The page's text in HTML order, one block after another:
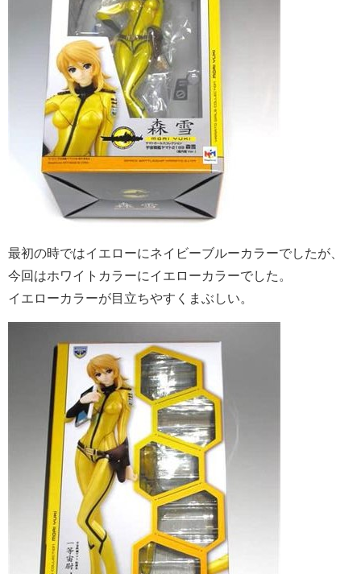
最初の時ではイエローにネイビーブルーカラーでしたが、
今回はホワイトカラーにイエローカラーでした。
イエローカラーが目立ちやすくまぶしい。